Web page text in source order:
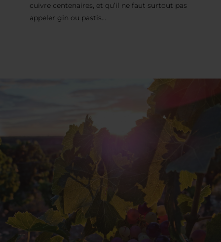
cuivre centenaires, et qu’il ne faut surtout pas
appeler gin ou pastis…